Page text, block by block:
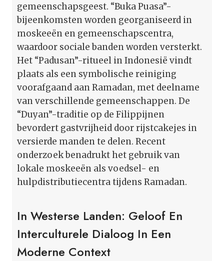
gemeenschapsgeest. “Buka Puasa”-
bijeenkomsten worden georganiseerd in
moskeeën en gemeenschapscentra,
waardoor sociale banden worden versterkt.
Het “Padusan”-ritueel in Indonesië vindt
plaats als een symbolische reiniging
voorafgaand aan Ramadan, met deelname
van verschillende gemeenschappen. De
“Duyan”-traditie op de Filippijnen
bevordert gastvrijheid door rijstcakejes in
versierde manden te delen. Recent
onderzoek benadrukt het gebruik van
lokale moskeeën als voedsel- en
hulpdistributiecentra tijdens Ramadan.
In Westerse Landen: Geloof En
Interculturele Dialoog In Een
Moderne Context